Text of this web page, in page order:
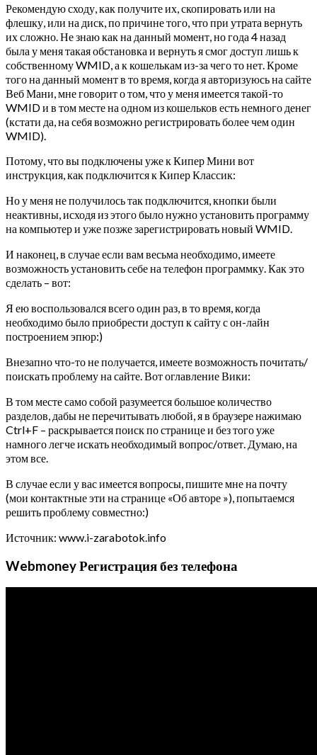
Рекомендую сходу, как получите их, скопировать или на
флешку, или на диск, по причине того, что при утрата вернуть
их сложно. Не знаю как на данный момент, но года 4 назад
была у меня такая обстановка и вернуть я смог доступ лишь к
собственному WMID, а к кошелькам из-за чего то нет. Кроме
того на данный момент в то время, когда я авторизуюсь на сайте
Веб Мани, мне говорит о том, что у меня имеется такой-то
WMID и в том месте на одном из кошельков есть немного денег
(кстати да, на себя возможно регистрировать более чем один
WMID).
Потому, что вы подключены уже к Кипер Мини вот
инструкция, как подключится к Кипер Классик:
Но у меня не получилось так подключится, кнопки были
неактивны, исходя из этого было нужно установить программу
на компьютер и уже позже зарегистрировать новый WMID.
И наконец, в случае если вам весьма необходимо, имеете
возможность установить себе на телефон программку. Как это
сделать – вот:
Я ею воспользовался всего один раз, в то время, когда
необходимо было приобрести доступ к сайту с он-лайн
построением эпюр:)
Внезапно что-то не получается, имеете возможность почитать/
поискать проблему на сайте. Вот оглавление Вики:
В том месте само собой разумеется большое количество
разделов, дабы не перечитывать любой, я в браузере нажимаю
Ctrl+F – раскрывается поиск по странице и без того уже
намного легче искать необходимый вопрос/ответ. Думаю, на
этом все.
В случае если у вас имеется вопросы, пишите мне на почту
(мои контактные эти на странице «Об авторе »), попытаемся
решить проблему совместно:)
Источник: www.i-zarabotok.info
Webmoney Регистрация без телефона